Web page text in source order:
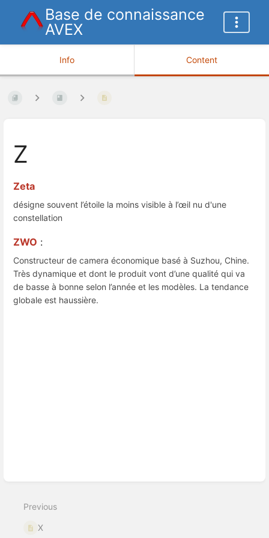
Base de connaissance
AVEX
Info Content
Z
Zeta
désigne souvent l’étoile la moins visible à l’œil nu d'une
constellation
ZWO :
Constructeur de camera économique basé à Suzhou, Chine.
Très dynamique et dont le produit vont d’une qualité qui va
de basse à bonne selon l’année et les modèles. La tendance
globale est haussière.
Previous
X